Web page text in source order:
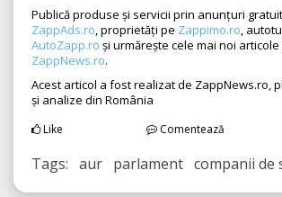
Publică produse și servicii prin anunțuri
ZappAds.ro, proprietăți pe Zappimo.ro,
AutoZapp.ro și urmărește cele mai noi articole
ZappNews.ro.
Acest articol a fost realizat de ZappNews.ro,
și analize din România
Like Comentează
Tags: aur parlament companii de